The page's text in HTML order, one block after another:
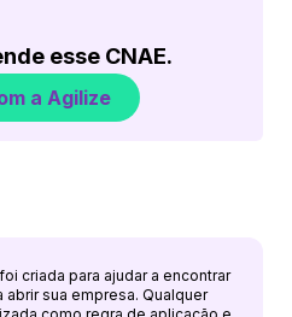
esse CNAE.
a Agilize
criada para ajudar a encontrar
abrir sua empresa. Qualquer